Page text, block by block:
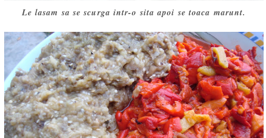
Le lasam sa se scurga intr-o sita apoi se toaca marunt.